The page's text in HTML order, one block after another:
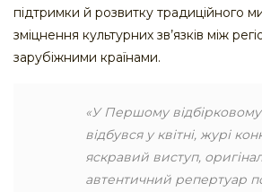
підтримки й розвитку традиційного
зміцнення культурних зв’язків між
зарубіжними країнами.
«У Першому відбірковому
відбувся у квітні, журі
яскравий виступ,
автентичний репертуар